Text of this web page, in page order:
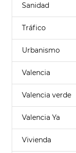
Sanidad
Tráfico
Urbanismo
Valencia
Valencia verde
Valencia Ya
Vivienda